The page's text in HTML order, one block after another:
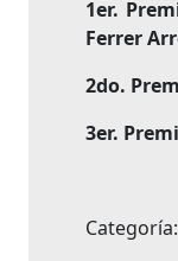
1er.
Ferrer
2do.
3er.